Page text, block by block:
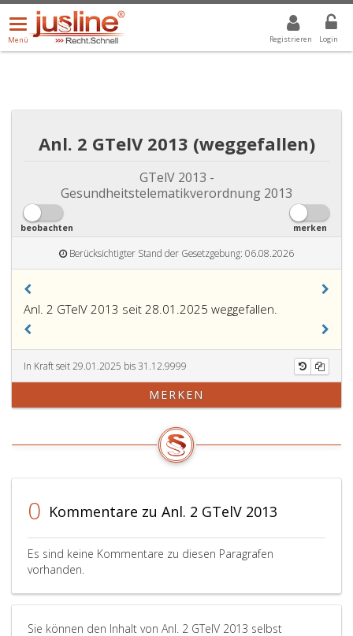
Registrieren Login
Menü
öffnen/schließen
Menü
ALLE DROPDOWN: GEWÄHLTER WERT IST ALLE
Anl. 2 GTelV 2013 (weggefallen)
GTelV 2013 -
Gesundheitstelematikverordnung 2013
beobachten merken
Berücksichtigter Stand der Gesetzgebung: 06.08.2026
Anl. 2 GTelV 2013 seit 28.01.2025 weggefallen.
In Kraft seit 29.01.2025 bis 31.12.9999
MERKEN
0 Kommentare zu Anl. 2 GTelV 2013
Es sind keine Kommentare zu diesen Paragrafen
vorhanden.
Sie können den Inhalt von Anl. 2 GTelV 2013 selbst